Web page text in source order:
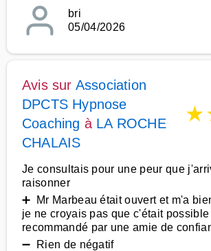
bri
05/04/2026
Avis sur Association
DPCTS Hypnose
Coaching à LA ROCHE
CHALAIS
★
Je consultais pour une peur que
raisonner
➕ Mr Marbeau était ouvert et m'a
je ne croyais pas que c'était
recommandé par une amie de
➖ Rien de négatif